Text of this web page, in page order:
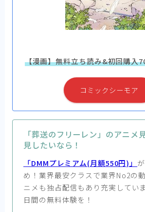
【漫画】無料立ち読み&初回購入
コミックシーモア
「葬送のフリーレン」のアニメ
見したいなら！
「DMMプレミアム(月額550円)」
め！業界最安クラスで業界No2の
ニメも独占配信もあり充実してい
日間の無料体験を！